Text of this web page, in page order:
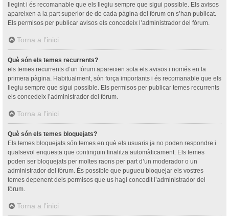
llegint i és recomanable que els llegiu sempre que sigui possible. Els avisos
apareixen a la part superior de de cada pàgina del fòrum on s’han publicat.
Els permisos per publicar avisos els concedeix l’administrador del fòrum.
Torna a l’inici
Què són els temes recurrents?
els temes recurrents d’un fòrum apareixen sota els avisos i només en la
primera pàgina. Habitualment, són força importants i és recomanable que els
llegiu sempre que sigui possible. Els permisos per publicar temes recurrents
els concedeix l’administrador del fòrum.
Torna a l’inici
Què són els temes bloquejats?
Els temes bloquejats són temes en què els usuaris ja no poden respondre i
qualsevol enquesta que continguin finalitza automàticament. Els temes
poden ser bloquejats per moltes raons per part d’un moderador o un
administrador del fòrum. És possible que pugueu bloquejar els vostres
temes depenent dels permisos que us hagi concedit l’administrador del
fòrum.
Torna a l’inici